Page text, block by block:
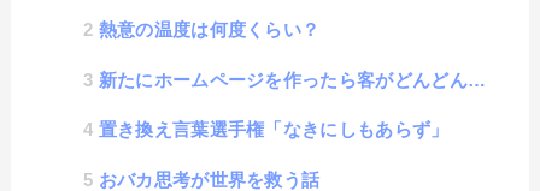
熱意の温度は何度くらい？
新たにホームページを作ったら客がどんどん来ると思ってしまう心理効果に名称があった
置き換え言葉選手権「なきにしもあらず」
おバカ思考が世界を救う話